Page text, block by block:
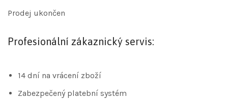
Prodej ukončen
Profesionální zákaznický servis:
14 dní na vrácení zboží
Zabezpečený platební systém